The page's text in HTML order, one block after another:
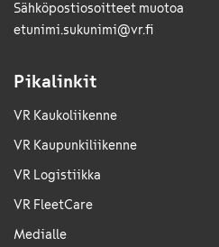
Sähkö­posti­osoitteet muotoa
etunimi.sukunimi@vr.fi
Pikalinkit
VR Kaukoliikenne
VR Kaupunkiliikenne
VR Logistiikka
VR FleetCare
Medialle